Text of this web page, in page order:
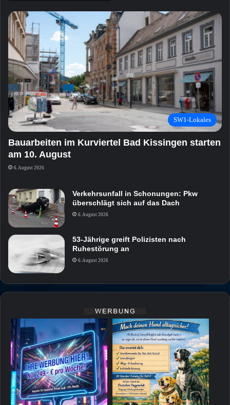
SW1-Lokales
Bauarbeiten im Kurviertel Bad Kissingen starten
am 10. August
6. August 2026
Verkehrsunfall in Schonungen: Pkw
überschlägt sich auf das Dach
6. August 2026
53-Jährige greift Polizisten nach
Ruhestörung an
6. August 2026